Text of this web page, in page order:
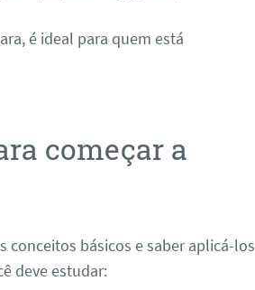
é ideal para quem está
começar a
conceitos básicos e saber aplicá-los
deve estudar: